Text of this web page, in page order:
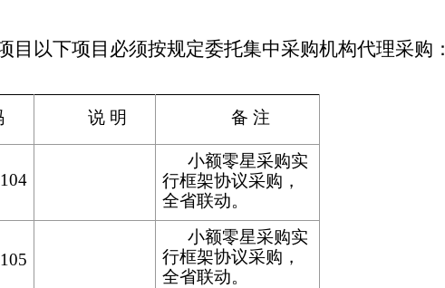
目以下项目必须按规定委托集中采购机构代理采购：
说 明 备 注
小额零星采购实
行框架协议采购，
全省联动。
小额零星采购实
行框架协议采购，
全省联动。